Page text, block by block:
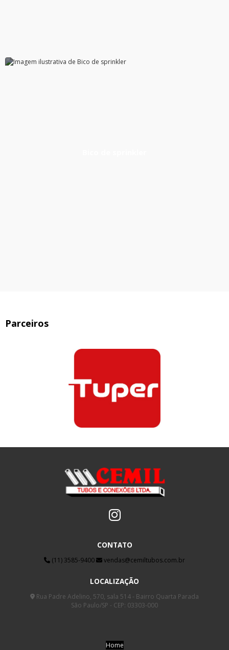
Parceiros
CONTATO
(11) 3585-9400 vendas@cemiltubos.com.br
LOCALIZAÇÃO
Rua Padre Adelino, 570, sala 514 - Bairro Quarta Parada
São Paulo/SP - CEP: 03303-000
Home